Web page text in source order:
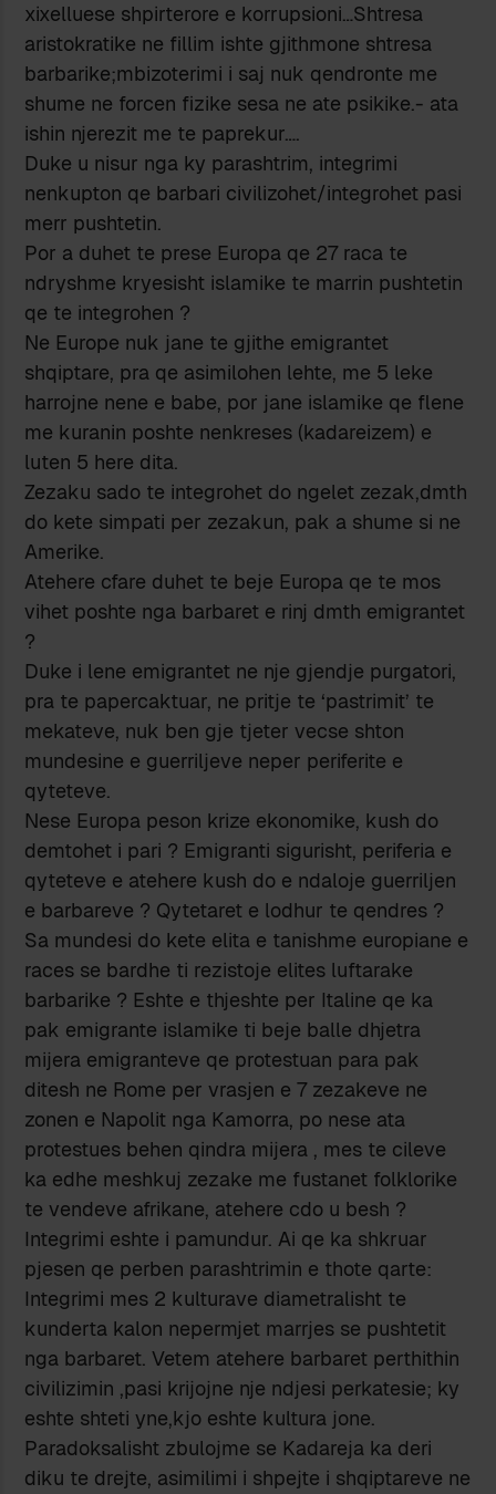
xixelluese shpirterore e korrupsioni…Shtresa
aristokratike ne fillim ishte gjithmone shtresa
barbarike;mbizoterimi i saj nuk qendronte me
shume ne forcen fizike sesa ne ate psikike.- ata
ishin njerezit me te paprekur….
Duke u nisur nga ky parashtrim, integrimi
nenkupton qe barbari civilizohet/integrohet pasi
merr pushtetin.
Por a duhet te prese Europa qe 27 raca te
ndryshme kryesisht islamike te marrin pushtetin
qe te integrohen ?
Ne Europe nuk jane te gjithe emigrantet
shqiptare, pra qe asimilohen lehte, me 5 leke
harrojne nene e babe, por jane islamike qe flene
me kuranin poshte nenkreses (kadareizem) e
luten 5 here dita.
Zezaku sado te integrohet do ngelet zezak,dmth
do kete simpati per zezakun, pak a shume si ne
Amerike.
Atehere cfare duhet te beje Europa qe te mos
vihet poshte nga barbaret e rinj dmth emigrantet
?
Duke i lene emigrantet ne nje gjendje purgatori,
pra te papercaktuar, ne pritje te ‘pastrimit’ te
mekateve, nuk ben gje tjeter vecse shton
mundesine e guerriljeve neper periferite e
qyteteve.
Nese Europa peson krize ekonomike, kush do
demtohet i pari ? Emigranti sigurisht, periferia e
qyteteve e atehere kush do e ndaloje guerriljen
e barbareve ? Qytetaret e lodhur te qendres ?
Sa mundesi do kete elita e tanishme europiane e
races se bardhe ti rezistoje elites luftarake
barbarike ? Eshte e thjeshte per Italine qe ka
pak emigrante islamike ti beje balle dhjetra
mijera emigranteve qe protestuan para pak
ditesh ne Rome per vrasjen e 7 zezakeve ne
zonen e Napolit nga Kamorra, po nese ata
protestues behen qindra mijera , mes te cileve
ka edhe meshkuj zezake me fustanet folklorike
te vendeve afrikane, atehere cdo u besh ?
Integrimi eshte i pamundur. Ai qe ka shkruar
pjesen qe perben parashtrimin e thote qarte:
Integrimi mes 2 kulturave diametralisht te
kunderta kalon nepermjet marrjes se pushtetit
nga barbaret. Vetem atehere barbaret perthithin
civilizimin ,pasi krijojne nje ndjesi perkatesie; ky
eshte shteti yne,kjo eshte kultura jone.
Paradoksalisht zbulojme se Kadareja ka deri
diku te drejte, asimilimi i shpejte i shqiptareve ne